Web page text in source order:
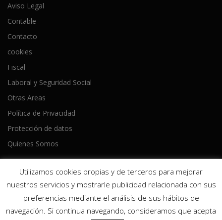
Aviso Legal
Contable
Contacto
cookies
Fiscal
Laboral y Seguridad Social
Otras Areas
Política de Privacidad
Protección de datos
Quienes Somos
Copyright © 2026 Ameijeiras Lois Asesores
OnePress
hecho por FameThemes
Utilizamos cookies propias y de terceros para mejorar
nuestros servicios y mostrarle publicidad relacionada con sus
preferencias mediante el análisis de sus hábitos de
navegación. Si continua navegando, consideramos que acepta